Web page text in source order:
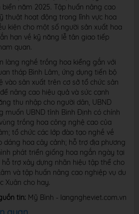
năm 2025. Tập huấn nâng cao
thuật hoạt động trong lĩnh vực hoa
kiện cho một số người sản xuất hoa
hạn về kỹ năng lễ tân giao tiếp
quan.
làng nghề trồng hoa kiểng gắn với
tháp Bình Lâm, ứng dụng tiến bộ
vào sản xuất trên cơ sở tổ chức sản
nâng cao hiệu quả và sức cạnh
thu nhập cho người dân, UBND
muốn UBND tỉnh Bình Định có chính
trồng hoa công nghệ cao của
tổ chức các lớp đào tạo nghề về
dáng hoa cây cảnh; hỗ trợ địa phương
phát triển giống hoa ngắn ngày tại
trợ xây dựng nhãn hiệu tập thể cho
và tập huấn nâng cao nghiệp vụ du
Xuân cho hay.
tin: Mỹ Bình - langngheviet.com.vn